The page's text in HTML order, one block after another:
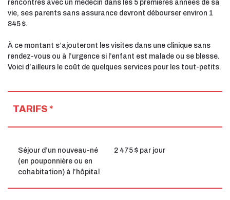
rencontres avec un médecin dans les 5 premières années de sa
vie, ses parents sans assurance devront débourser environ 1
845 $.
À ce montant s’ajouteront les visites dans une clinique sans
rendez-vous ou à l’urgence si l’enfant est malade ou se blesse.
Voici d’ailleurs le coût de quelques services pour les tout-petits.
TARIFS *
Séjour d’un nouveau-né
(en pouponnière ou en
cohabitation) à l’hôpital
2 475 $ par jour